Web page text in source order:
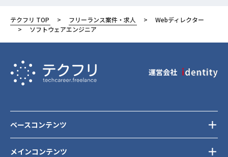
テクフリ TOP フリーランス案件・求人
Webディレクター
ソフトウェアエンジニア
運営会社
メインコンテンツ
ベースコンテンツ